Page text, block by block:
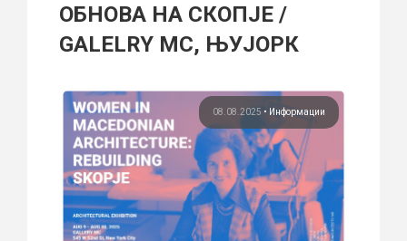
ОБНОВА НА СКОПЈЕ /
GALELRY MC, ЊУЈОРК
08.08.2025 • Информации